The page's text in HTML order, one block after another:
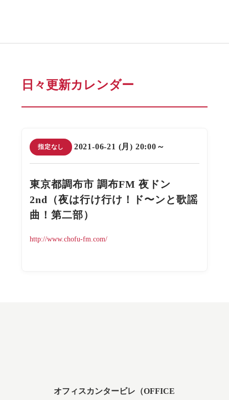
日々更新カレンダー
指定なし 2021-06-21 (月) 20:00～
東京都調布市 調布FM 夜ドン
2nd（夜は行け行け！ド〜ンと歌謡
曲！第二部）
http://www.chofu-fm.com/
オフィスカンタービレ（OFFICE